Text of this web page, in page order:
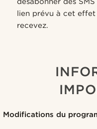
lien prévu à cet effet
recevez.
Modifications du